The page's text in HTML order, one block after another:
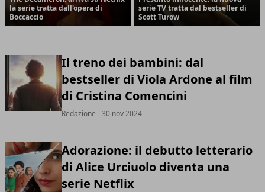
la serie tratta dall'opera di
Boccaccio
serie TV tratta dal bestseller di
Scott Turow
Il treno dei bambini: dal
bestseller di Viola Ardone al film
di Cristina Comencini
Redazione - 30 nov 2024
Adorazione: il debutto letterario
di Alice Urciuolo diventa una
serie Netflix